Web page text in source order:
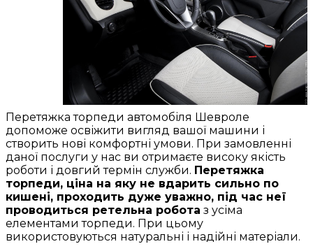
Перетяжка торпеди автомобіля Шевроле
допоможе освіжити вигляд вашої машини і
створить нові комфортні умови. При замовленні
даної послуги у нас ви отримаєте високу якість
роботи і довгий термін служби. Перетяжка
торпеди, ціна на яку не вдарить сильно по
кишені, проходить дуже уважно, під час неї
проводиться ретельна робота з усіма
елементами торпеди. При цьому
використовуються натуральні і надійні матеріали.